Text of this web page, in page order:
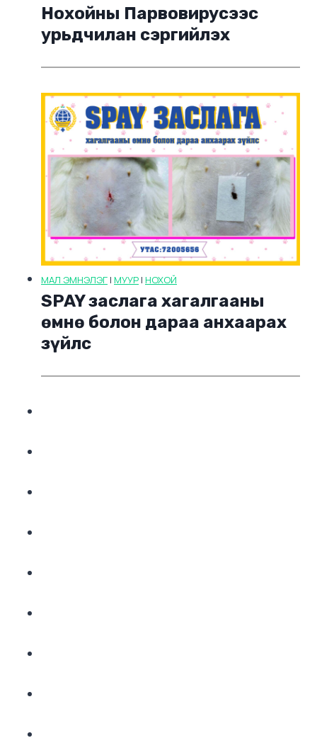
Нохойны Парвовирусээс
урьдчилан сэргийлэх
МАЛ ЭМНЭЛЭГ | МУУР | НОХОЙ
SPAY заслага хагалгааны
өмнө болон дараа анхаарах
зүйлс